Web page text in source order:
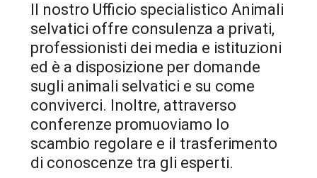
Il nostro Ufficio specialistico Animali
selvatici offre consulenza a privati,
professionisti dei media e istituzioni
ed è a disposizione per domande
sugli animali selvatici e su come
conviverci. Inoltre, attraverso
conferenze promuoviamo lo
scambio regolare e il trasferimento
di conoscenze tra gli esperti.